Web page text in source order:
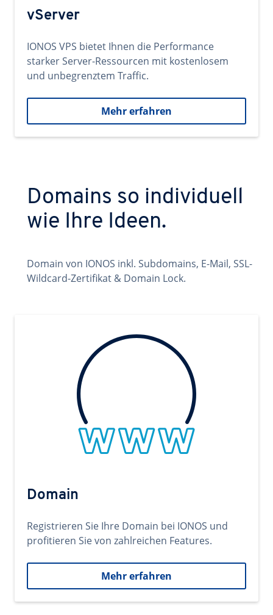
vServer
IONOS VPS bietet Ihnen die Performance
starker Server-Ressourcen mit kostenlosem
und unbegrenztem Traffic.
Mehr erfahren
Domains so individuell
wie Ihre Ideen.
Domain von IONOS inkl. Subdomains, E-Mail, SSL-
Wildcard-Zertifikat & Domain Lock.
Domain
Registrieren Sie Ihre Domain bei IONOS und
profitieren Sie von zahlreichen Features.
Mehr erfahren